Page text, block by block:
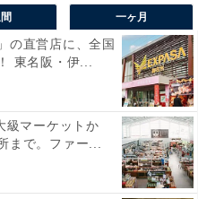
車で約10分
格
一ヶ月
の直営店に、全国
東名阪・伊...
級マーケットか
まで。ファー...